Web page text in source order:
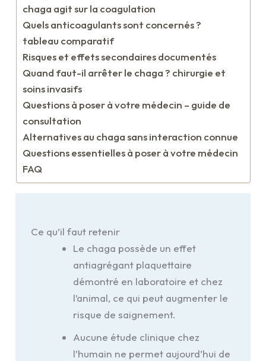
chaga agit sur la coagulation
Quels anticoagulants sont concernés ?
tableau comparatif
Risques et effets secondaires documentés
Quand faut-il arrêter le chaga ? chirurgie et
soins invasifs
Questions à poser à votre médecin – guide de
consultation
Alternatives au chaga sans interaction connue
Questions essentielles à poser à votre médecin
FAQ
Ce qu’il faut retenir
Le chaga possède un effet
antiagrégant plaquettaire
démontré en laboratoire et chez
l’animal, ce qui peut augmenter le
risque de saignement.
Aucune étude clinique chez
l’humain ne permet aujourd’hui de